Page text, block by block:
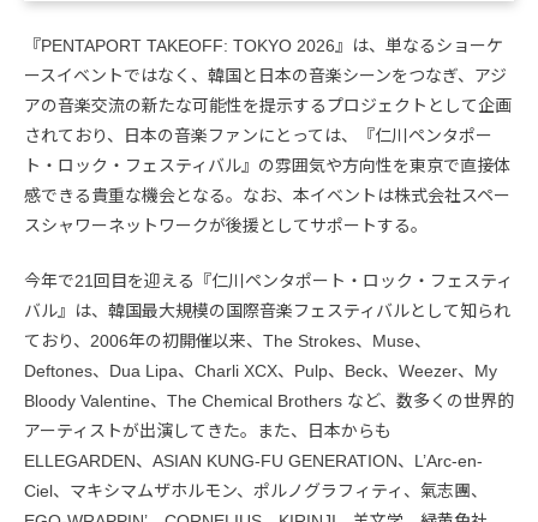
『PENTAPORT TAKEOFF: TOKYO 2026』は、単なるショーケ
ースイベントではなく、韓国と日本の音楽シーンをつなぎ、アジ
アの音楽交流の新たな可能性を提示するプロジェクトとして企画
されており、日本の音楽ファンにとっては、『仁川ペンタポー
ト・ロック・フェスティバル』の雰囲気や方向性を東京で直接体
感できる貴重な機会となる。なお、本イベントは株式会社スペー
スシャワーネットワークが後援としてサポートする。
今年で21回目を迎える『仁川ペンタポート・ロック・フェスティ
バル』は、韓国最大規模の国際音楽フェスティバルとして知られ
ており、2006年の初開催以来、The Strokes、Muse、
Deftones、Dua Lipa、Charli XCX、Pulp、Beck、Weezer、My
Bloody Valentine、The Chemical Brothers など、数多くの世界的
アーティストが出演してきた。また、日本からも
ELLEGARDEN、ASIAN KUNG-FU GENERATION、L’Arc-en-
Ciel、マキシマムザホルモン、ポルノグラフィティ、氣志團、